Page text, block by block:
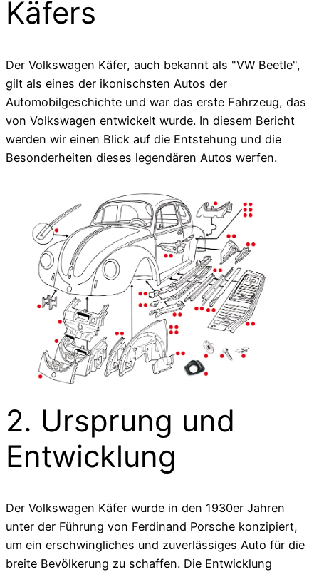
Käfers
Der Volkswagen Käfer, auch bekannt als "VW Beetle",
gilt als eines der ikonischsten Autos der
Automobilgeschichte und war das erste Fahrzeug, das
von Volkswagen entwickelt wurde. In diesem Bericht
werden wir einen Blick auf die Entstehung und die
Besonderheiten dieses legendären Autos werfen.
2. Ursprung und
Entwicklung
Der Volkswagen Käfer wurde in den 1930er Jahren
unter der Führung von Ferdinand Porsche konzipiert,
um ein erschwingliches und zuverlässiges Auto für die
breite Bevölkerung zu schaffen. Die Entwicklung